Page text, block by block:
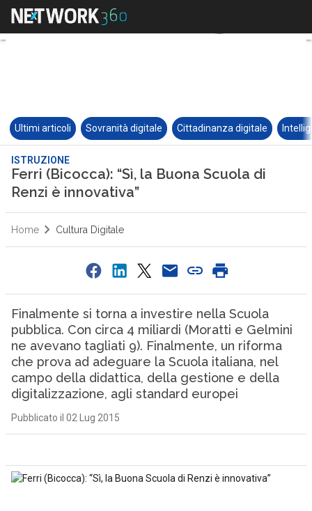
Ultimi articoli Sovranità digitale Cittadinanza digitale
ISTRUZIONE
Ferri (Bicocca): “Sì, la Buona Scuola di
Renzi è innovativa”
Home Cultura Digitale
Finalmente si torna a investire nella Scuola
pubblica. Con circa 4 miliardi (Moratti e Gelmini
ne avevano tagliati 9). Finalmente, un riforma
che prova ad adeguare la Scuola italiana, nel
campo della didattica, della gestione e della
digitalizzazione, agli standard europei
Pubblicato il 02 Lug 2015